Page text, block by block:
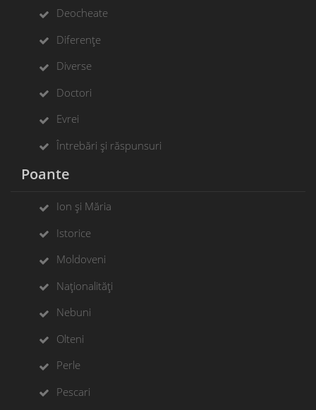
Deocheate
Diferențe
Diverse
Doctori
Evrei
Întrebări și răspunsuri
Poante
Ion și Măria
Istorice
Moldoveni
Naționalități
Nebuni
Olteni
Perle
Pescari